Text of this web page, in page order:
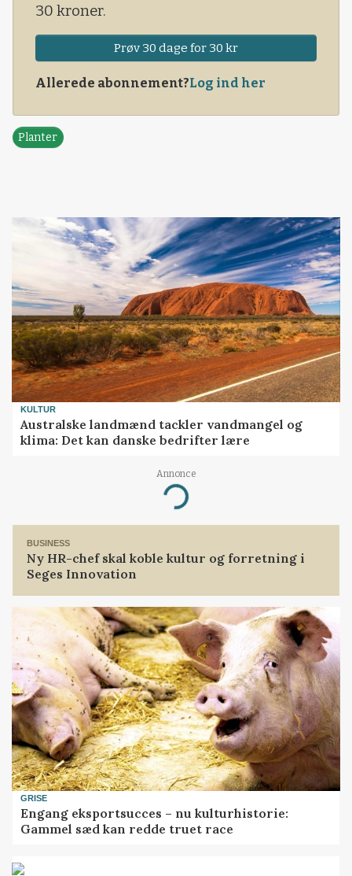
30 kroner.
Prøv 30 dage for 30 kr
Allerede abonnement?Log ind her
Planter
KULTUR
Australske landmænd tackler vandmangel og
klima: Det kan danske bedrifter lære
Annonce
Loading...
BUSINESS
Ny HR-chef skal koble kultur og forretning i
Seges Innovation
GRISE
Engang eksportsucces – nu kulturhistorie:
Gammel sæd kan redde truet race